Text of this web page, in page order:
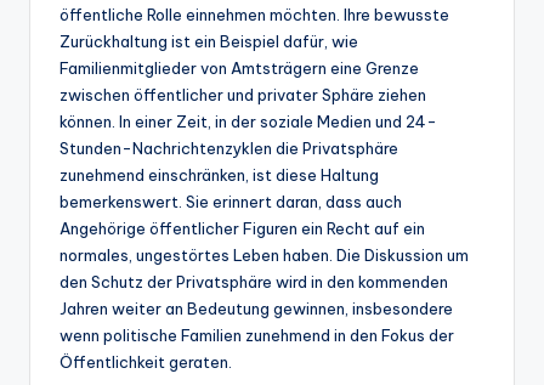
öffentliche Rolle einnehmen möchten. Ihre bewusste
Zurückhaltung ist ein Beispiel dafür, wie
Familienmitglieder von Amtsträgern eine Grenze
zwischen öffentlicher und privater Sphäre ziehen
können. In einer Zeit, in der soziale Medien und 24-
Stunden-Nachrichtenzyklen die Privatsphäre
zunehmend einschränken, ist diese Haltung
bemerkenswert. Sie erinnert daran, dass auch
Angehörige öffentlicher Figuren ein Recht auf ein
normales, ungestörtes Leben haben. Die Diskussion um
den Schutz der Privatsphäre wird in den kommenden
Jahren weiter an Bedeutung gewinnen, insbesondere
wenn politische Familien zunehmend in den Fokus der
Öffentlichkeit geraten.